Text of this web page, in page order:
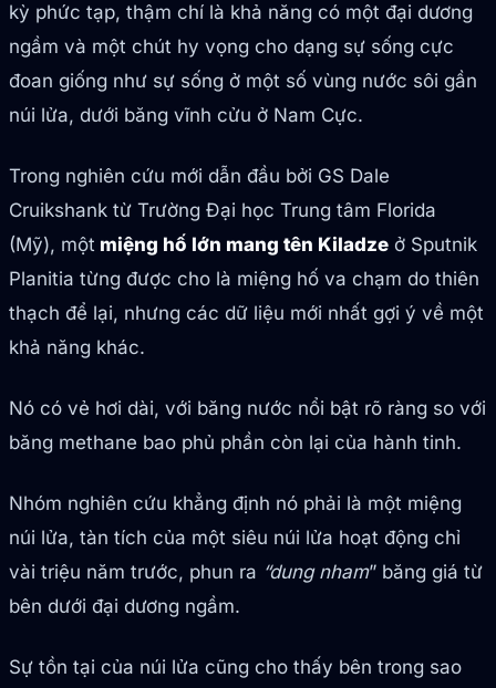
kỳ phức tạp, thậm chí là khả năng có một đại dương
ngầm và một chút hy vọng cho dạng sự sống cực
đoan giống như sự sống ở một số vùng nước sôi gần
núi lửa, dưới băng vĩnh cửu ở Nam Cực.
Trong nghiên cứu mới dẫn đầu bởi GS Dale
Cruikshank từ Trường Đại học Trung tâm Florida
(Mỹ), một miệng hố lớn mang tên Kiladze ở Sputnik
Planitia từng được cho là miệng hố va chạm do thiên
thạch để lại, nhưng các dữ liệu mới nhất gợi ý về một
khả năng khác.
Nó có vẻ hơi dài, với băng nước nổi bật rõ ràng so với
băng methane bao phủ phần còn lại của hành tinh.
Nhóm nghiên cứu khẳng định nó phải là một miệng
núi lửa, tàn tích của một siêu núi lửa hoạt động chỉ
vài triệu năm trước, phun ra “dung nham” băng giá từ
bên dưới đại dương ngầm.
Sự tồn tại của núi lửa cũng cho thấy bên trong sao